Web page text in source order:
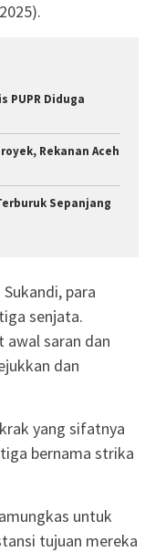
PUPR Diduga
Rekanan Aceh
Sepanjang
para
senjata.
awal saran dan
dan
yang sifatnya
bernama strika
untuk
tujuan mereka